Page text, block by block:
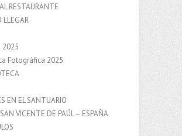
RESTAURANTE
LLEGAR
2025
Fotográfica 2025
EN EL SANTUARIO
SAN VICENTE DE PAÚL – ESPAÑA